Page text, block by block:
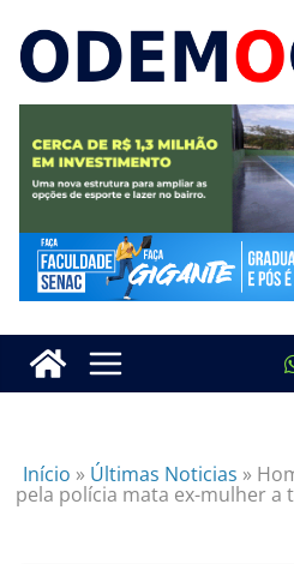
Início » Últimas Noticias »
pela polícia mata ex-mulher a